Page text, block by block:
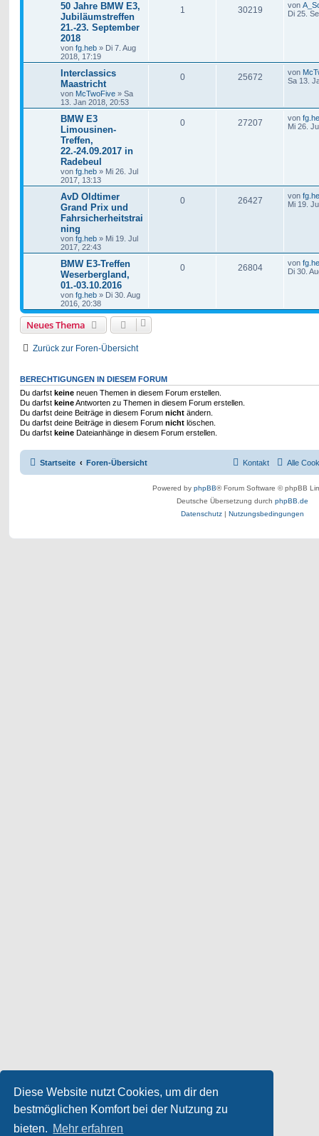
Diese Website nutzt Cookies, um dir den
bestmöglichen Komfort bei der Nutzung zu
bieten. Mehr erfahren
50 Jahre BMW E3,
Jubiläumstreffen
21.-23. September
2018
von fg.heb » Di 7. Aug
2018, 17:19
1 30219 von
Di 25.
Interclassics
Maastricht
von McTwoFive » Sa
13. Jan 2018, 20:53
0 25672 von
Sa 13.
BMW E3
Limousinen-
Treffen,
22.-24.09.2017 in
Radebeul
von fg.heb » Mi 26. Jul
2017, 13:13
0 27207 von
Mi 26.
AvD Oldtimer
Grand Prix und
Fahrsicherheitstrai
ning
von fg.heb » Mi 19. Jul
2017, 22:43
0 26427 von
Mi 19.
BMW E3-Treffen
Weserbergland,
01.-03.10.2016
von fg.heb » Di 30. Aug
2016, 20:38
0 26804 von
Di 30.
Neues Thema
Zurück zur Foren-Übersicht
BERECHTIGUNGEN IN DIESEM FORUM
Du darfst keine neuen Themen in diesem Forum erstellen.
Du darfst keineAntworten zu Themen in diesem Forum erstellen.
Du darfst deine Beiträge in diesem Forum nicht ändern.
Du darfst deine Beiträge in diesem Forum nicht löschen.
Du darfst keine Dateianhänge in diesem Forum erstellen.
Startseite Foren-Übersicht Alle
Kontakt
Powered by phpBB® Forum Software © phpBB
Deutsche Übersetzung durch phpBB.de
Datenschutz | Nutzungsbedingungen